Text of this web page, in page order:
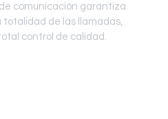
comunicación garantiza
totalidad de las llamadas,
control de calidad.